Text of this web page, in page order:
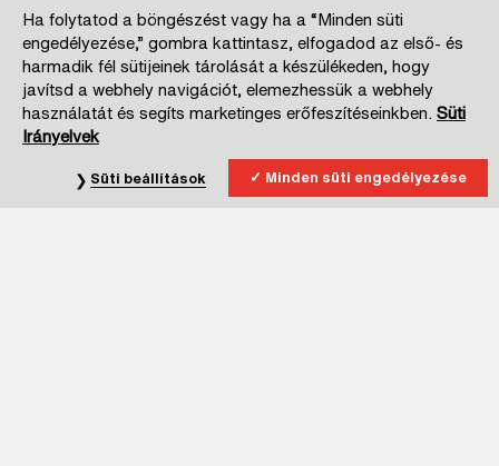
Ha folytatod a böngészést vagy ha a “Minden süti
engedélyezése,” gombra kattintasz, elfogadod az első- és
harmadik fél sütijeinek tárolását a készülékeden, hogy
javítsd a webhely navigációt, elemezhessük a webhely
használatát és segíts marketinges erőfeszítéseinkben. Süti
Irányelvek
Minden süti engedélyezése
Süti beállítások